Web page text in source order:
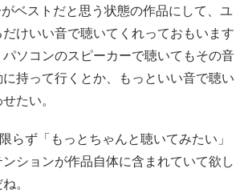
ベストだと思う状態の作品にして、ユ
けいい音で聴いてくれっておもいます
ソコンのスピーカーで聴いてもその音
持って行くとか、もっといい音で聴い
たい。
らず「もっとちゃんと聴いてみたい」
ションが作品自体に含まれていて欲し
。